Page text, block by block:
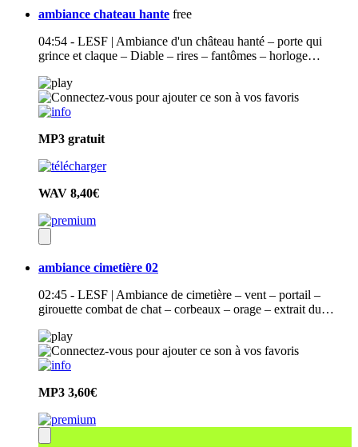
ambiance chateau hante free
04:54 - LESF | Ambiance d'un château hanté – porte qui
grince et claque – Diable – rires – fantômes – horloge…
MP3 gratuit
WAV 8,40€
ambiance cimetière 02
02:45 - LESF | Ambiance de cimetière – vent – portail –
girouette combat de chat – corbeaux – orage – extrait du…
MP3 3,60€